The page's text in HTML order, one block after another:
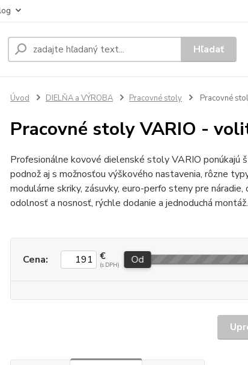
Hľadať
Úvod DIELŇA a VÝROBA Pracovné stoly Pracovné
Pracovné stoly VARIO -
Profesionálne kovové dielenské stoly VARIO ponúkajú
podnož aj s možnosťou výškového nastavenia, rôzne
modulárne skriky, zásuvky, euro-perfo steny pre
odolnosť a nosnosť, rýchle dodanie a jednoduchá montáž.
Cena: € Od